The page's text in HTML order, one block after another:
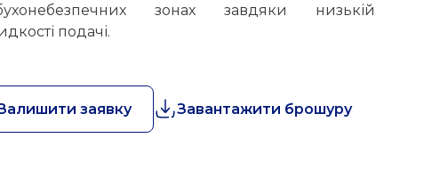
зонах завдяки низькій
подачі.
заявку Завантажити брошуру